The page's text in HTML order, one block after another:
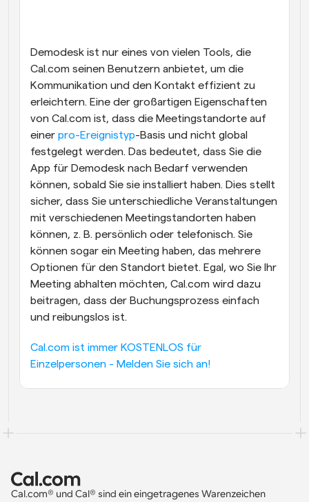
Demodesk ist nur eines von vielen Tools, die
Cal.com seinen Benutzern anbietet, um die
Kommunikation und den Kontakt effizient zu
erleichtern. Eine der großartigen Eigenschaften
von Cal.com ist, dass die Meetingstandorte auf
einer pro-Ereignistyp-Basis und nicht global
festgelegt werden. Das bedeutet, dass Sie die
App für Demodesk nach Bedarf verwenden
können, sobald Sie sie installiert haben. Dies stellt
sicher, dass Sie unterschiedliche Veranstaltungen
mit verschiedenen Meetingstandorten haben
können, z. B. persönlich oder telefonisch. Sie
können sogar ein Meeting haben, das mehrere
Optionen für den Standort bietet. Egal, wo Sie Ihr
Meeting abhalten möchten, Cal.com wird dazu
beitragen, dass der Buchungsprozess einfach
und reibungslos ist.
Cal.com ist immer KOSTENLOS für
Einzelpersonen - Melden Sie sich an!
Cal.com® und Cal® sind ein eingetragenes Warenzeichen